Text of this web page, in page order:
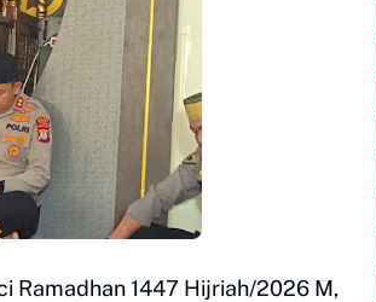
Ramadhan 1447 Hijriah/2026 M,